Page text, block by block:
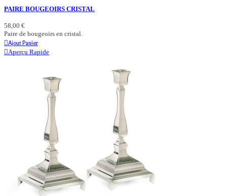
PAIRE BOUGEOIRS CRISTAL
58,00 €
Paire de bougeoirs en cristal.
Ajout Panier
Aperçu Rapide